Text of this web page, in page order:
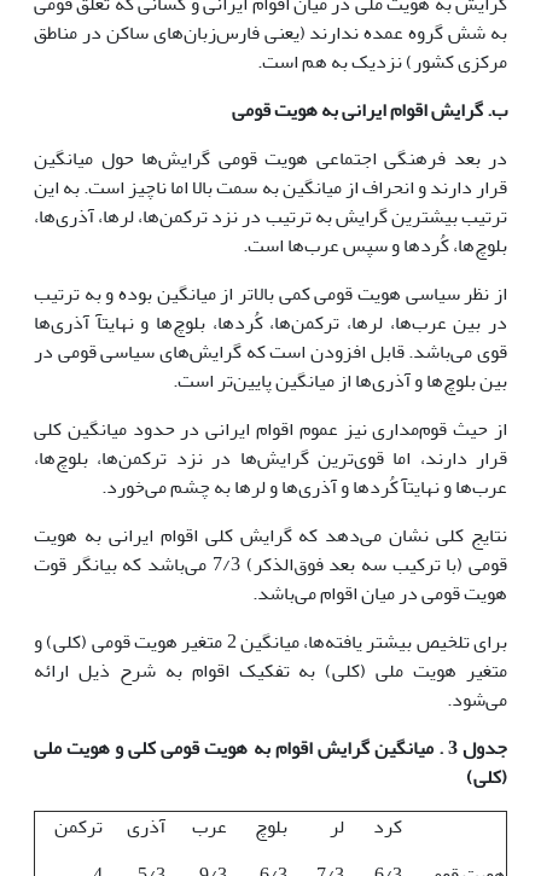
به شش گروه عمده ندارند (یعنی فارس‌زبان‌های ساکن در مناطق
مرکزی کشور) نزدیک به هم است.
ب. گرایش اقوام ایرانی به هویت قومی
در بعد فرهنگی اجتماعی هویت قومی گرایش‌ها حول میانگین
قرار دارند و انحراف از میانگین به سمت بالا اما ناچیز است. به این
ترتیب بیشترین گرایش به ترتیب در نزد ترکمن‌ها، لرها، آذری‌ها،
بلوچ‌ها، کُردها و سپس عرب‌ها است.
از نظر سیاسی هویت قومی کمی بالاتر از میانگین بوده و به ترتیب
در بین عرب‌ها، لرها، ترکمن‌ها، کُردها، بلوچ‌ها و نهایتآ آذری‌ها
قوی می‌باشد. قابل افزودن است که گرایش‌های سیاسی قومی در
بین بلوچ‌ها و آذری‌ها از میانگین پایین‌تر است.
از حیث قوم‌مداری نیز عموم اقوام ایرانی در حدود میانگین کلی
قرار دارند، اما قوی‌ترین گرایش‌ها در نزد ترکمن‌ها، بلوچ‌ها،
عرب‌ها و نهایتآ کُردها و آذری‌ها و لرها به چشم می‌خورد.
نتایج کلی نشان می‌دهد که گرایش کلی اقوام ایرانی به هویت
قومی (با ترکیب سه بعد فوق‌الذکر) 7/3 می‌باشد که بیانگر قوت
هویت قومی در میان اقوام می‌باشد.
برای تلخیص بیشتر یافته‌ها، میانگین 2 متغیر هویت قومی (کلی) و
متغیر هویت ملی (کلی) به تفکیک اقوام به شرح ذیل ارائه
می‌شود.
جدول 3 . میانگین گرایش اقوام به هویت قومی کلی و هویت ملی
(کلی)
کرد
لر بلوچ عرب آذری
ترکمن